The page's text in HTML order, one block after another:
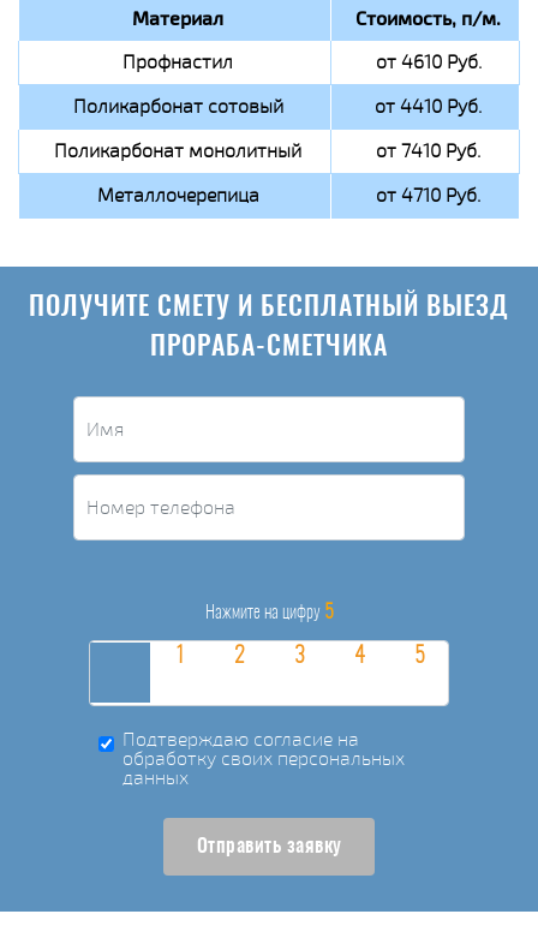
Материал Стоимость, п/м.
Профнастил
от 4610 Руб.
Поликарбонат сотовый
от 4410 Руб.
Поликарбонат монолитный
от 7410 Руб.
Металлочерепица
от 4710 Руб.
ПОЛУЧИТЕ СМЕТУ И БЕСПЛАТНЫЙ ВЫЕЗД
ПРОРАБА-СМЕТЧИКА
Нажмите на цифру 5
Подтверждаю согласие на
обработку своих персональных
данных
Отправить заявку